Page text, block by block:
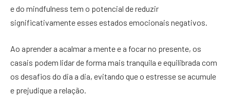
e do mindfulness tem o potencial de reduzir
significativamente esses estados emocionais negativos.
Ao aprender a acalmar a mente e a focar no presente, os
casais podem lidar de forma mais tranquila e equilibrada com
os desafios do dia a dia, evitando que o estresse se acumule
e prejudique a relação.